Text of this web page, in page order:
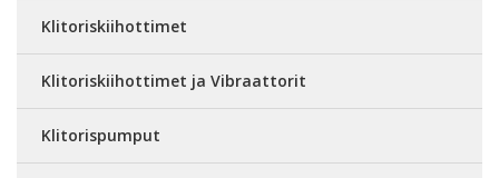
Klitoriskiihottimet
Klitoriskiihottimet ja Vibraattorit
Klitorispumput